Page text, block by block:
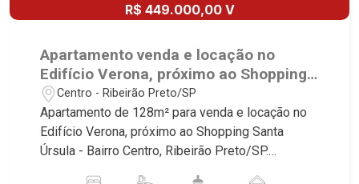
R$ 449.000,00 V
Apartamento venda e locação no
Edifício Verona, próximo ao Shopping
Santa Úrsula - Ribeirão Preto/SP.
Centro - Ribeirão Preto/SP
Apartamento de 128m² para venda e locação no
Edifício Verona, próximo ao Shopping Santa
Úrsula - Bairro Centro, Ribeirão Preto/SP.